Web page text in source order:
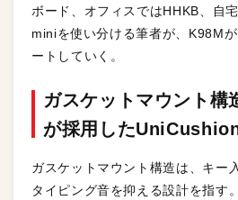
ボード、オフィスではHHKB、自
miniを使い分ける筆者が、K98M
ートしていく。
ガスケットマウント構
が採用した
ガスケットマウント構造は、キー
タイピング音を抑える設計を指す